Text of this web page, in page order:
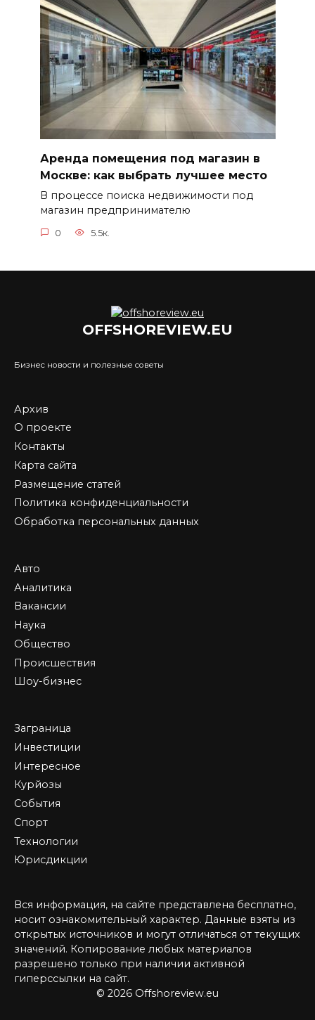
Аренда помещения под магазин в
Москве: как выбрать лучшее место
В процессе поиска недвижимости под
магазин предпринимателю
0 5.5к.
OFFSHOREVIEW.EU
Бизнес новости и полезные советы
Архив
О проекте
Контакты
Карта сайта
Размещение статей
Политика конфиденциальности
Обработка персональных данных
Авто
Аналитика
Вакансии
Наука
Общество
Происшествия
Шоу-бизнес
Заграница
Инвестиции
Интересное
Курйозы
События
Спорт
Технологии
Юрисдикции
Вся информация, на сайте представлена бесплатно,
носит ознакомительный характер. Данные взяты из
открытых источников и могут отличаться от текущих
значений. Копирование любых материалов
разрешено только при наличии активной
гиперссылки на сайт.
© 2026 Offshoreview.eu